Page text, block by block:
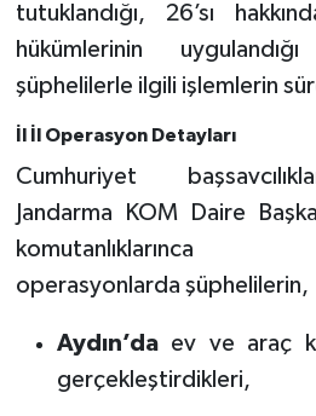
tutuklandığı, 26’sı
hükümlerinin
şüphelilerle ilgili işlemlerin
İl İl Operasyon Detayları
Cumhuriyet
Jandarma KOM Daire
komutanlıklarınca
operasyonlarda şüphelilerin,
Aydın’daev ve araç
gerçekleştirdikleri,